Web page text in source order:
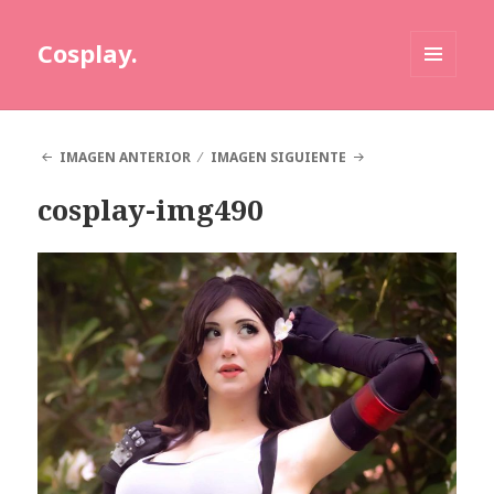
Cosplay.
IMAGEN ANTERIOR
IMAGEN SIGUIENTE
cosplay-img490